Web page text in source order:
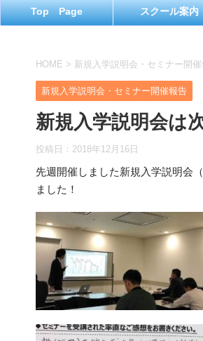
Top Page スクール案内
HOME > 新規入学説明会・セミナー開催
新規入学説明会・セミナー開催報告
新規入学説明会は
投稿日： 2018年12月16日
先週開催しました新規入学説明会
ました！